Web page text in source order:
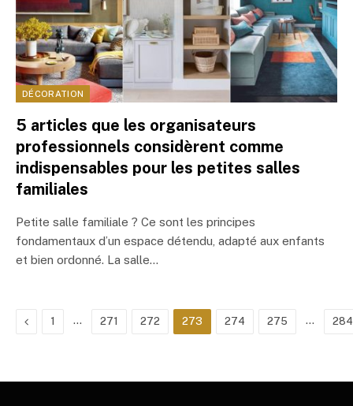
DÉCORATION
5 articles que les organisateurs
professionnels considèrent comme
indispensables pour les petites salles
familiales
Petite salle familiale ? Ce sont les principes
fondamentaux d’un espace détendu, adapté aux enfants
et bien ordonné. La salle…
Previous
1 … 271 272 273 274 275 … 284